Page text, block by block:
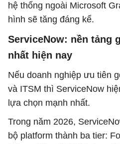
hệ thống ngoài Microsoft
hình sẽ tăng đáng kể.
ServiceNow: nền tảng
nhất hiện nay
Nếu doanh nghiệp ưu tiên
và ITSM thì ServiceNow
lựa chọn mạnh nhất.
Trong năm 2026,
bộ platform thành ba tier: